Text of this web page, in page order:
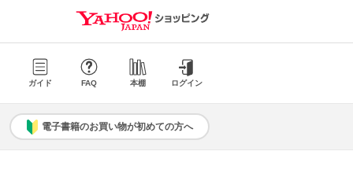
ガイド FAQ 本棚 ログイン
電子書籍のお買い物が初めての方へ